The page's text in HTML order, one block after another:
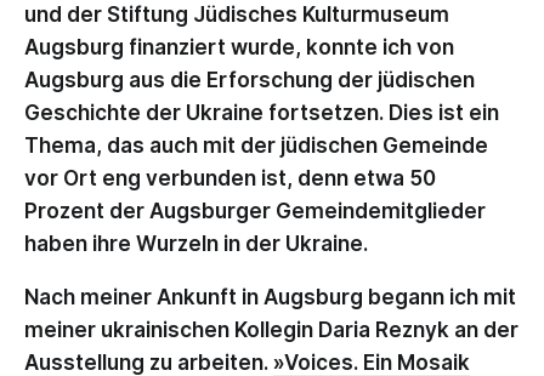
und der Stiftung Jüdisches Kulturmuseum
Augsburg finanziert wurde, konnte ich von
Augsburg aus die Erforschung der jüdischen
Geschichte der Ukraine fortsetzen. Dies ist ein
Thema, das auch mit der jüdischen Gemeinde
vor Ort eng verbunden ist, denn etwa 50
Prozent der Augsburger Gemeindemitglieder
haben ihre Wurzeln in der Ukraine.
Nach meiner Ankunft in Augsburg begann ich mit
meiner ukrainischen Kollegin Daria Reznyk an der
Ausstellung zu arbeiten. »Voices. Ein Mosaik